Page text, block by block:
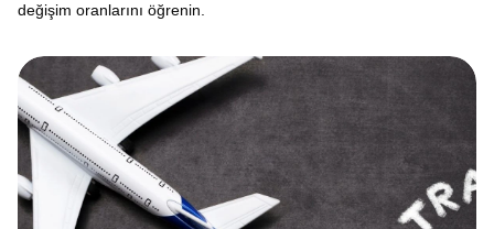
değişim oranlarını öğrenin.